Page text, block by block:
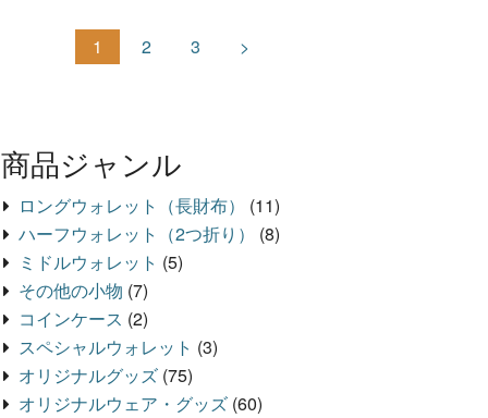
1 2 3 >
商品ジャンル
ロングウォレット（長財布）
(11)
ハーフウォレット（2つ折り）
(8)
ミドルウォレット (5)
その他の小物 (7)
コインケース (2)
スペシャルウォレット (3)
オリジナルグッズ (75)
オリジナルウェア・グッズ (60)